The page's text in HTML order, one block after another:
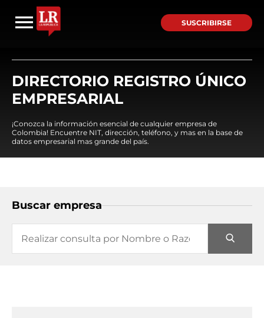
SUSCRIBIRSE
DIRECTORIO REGISTRO ÚNICO
EMPRESARIAL
¡Conozca la información esencial de cualquier empresa de
Colombia! Encuentre NIT, dirección, teléfono, y mas en la base de
datos empresarial mas grande del país.
Buscar empresa